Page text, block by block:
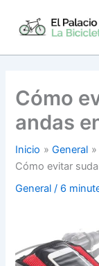
Cómo
andas
Inicio
General
Cómo evitar
General / 6